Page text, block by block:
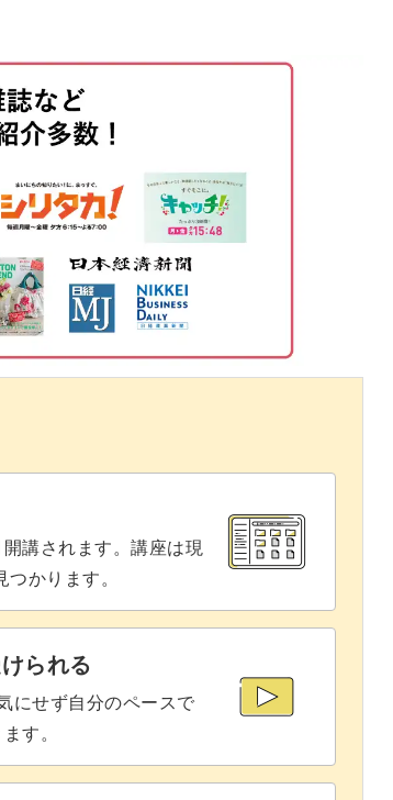
講されます。講座は現
かります。
られる
にせず自分のペースで
す。